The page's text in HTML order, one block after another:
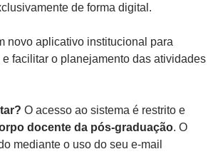
de forma digital.
novo aplicativo institucional para
facilitar o planejamento das atividades
O acesso ao sistema é restrito e
docente da pós-graduação. O
mediante o uso do seu e-mail